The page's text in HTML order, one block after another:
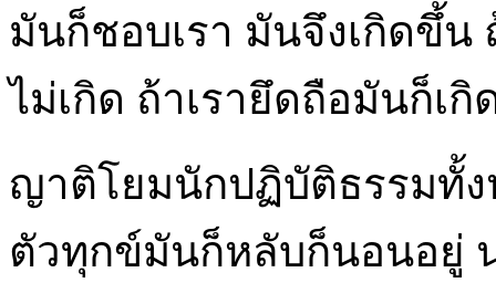
มันก็ชอบเรา มันจึงเกิดขึ้น
ไม่เกิด ถ้าเรายึดถือมันก็เ
ญาติโยมนักปฏิบัติธรรมทั้ง
ตัวทุกข์มันก็หลับก็นอนอยู่